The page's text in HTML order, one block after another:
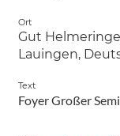
Ort
Gut
Lauingen,
Text
Foyer Großer